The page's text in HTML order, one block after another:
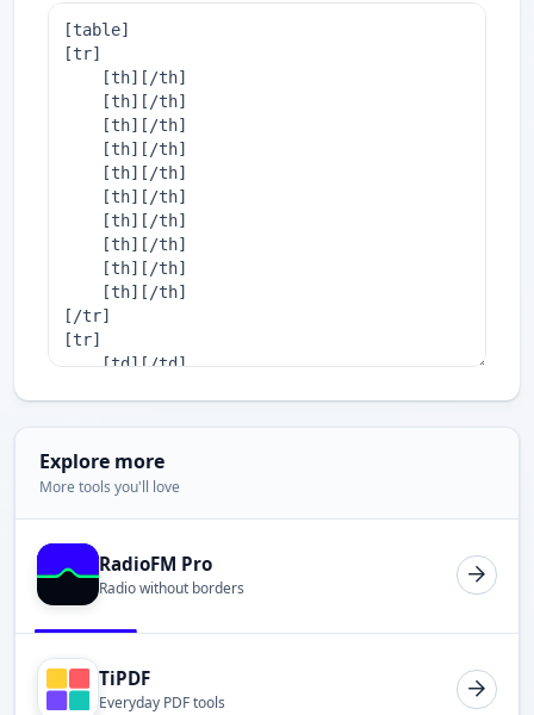
Explore more
More tools you'll love
RadioFM Pro
Radio without borders
TiPDF
Everyday PDF tools